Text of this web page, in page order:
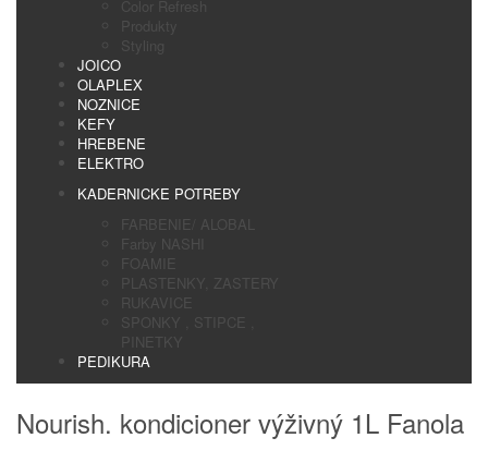
Color Refresh
Produkty
Styling
JOICO
OLAPLEX
NOZNICE
KEFY
HREBENE
ELEKTRO
KADERNICKE POTREBY
FARBENIE/ ALOBAL
Farby NASHI
FOAMIE
PLASTENKY, ZASTERY
RUKAVICE
SPONKY , STIPCE ,
PINETKY
PEDIKURA
Nourish. kondicioner výživný 1L Fanola